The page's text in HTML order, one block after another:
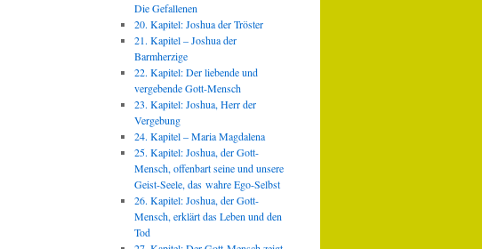
Die Gefallenen
20. Kapitel: Joshua der Tröster
21. Kapitel – Joshua der
Barmherzige
22. Kapitel: Der liebende und
vergebende Gott-Mensch
23. Kapitel: Joshua, Herr der
Vergebung
24. Kapitel – Maria Magdalena
25. Kapitel: Joshua, der Gott-
Mensch, offenbart seine und unsere
Geist-Seele, das wahre Ego-Selbst
26. Kapitel: Joshua, der Gott-
Mensch, erklärt das Leben und den
Tod